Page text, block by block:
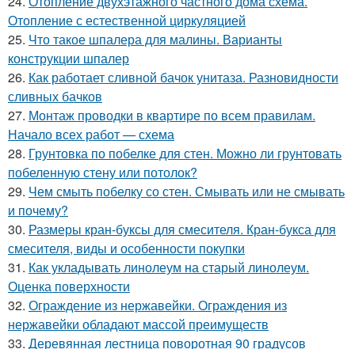
Отопление с естественной циркуляцией
25. Что такое шпалера для малины. Варианты
конструкции шпалер
26. Как работает сливной бачок унитаза. Разновидности
сливных бачков
27. Монтаж проводки в квартире по всем правилам.
Начало всех работ — схема
28. Грунтовка по побелке для стен. Можно ли грунтовать
побеленную стену или потолок?
29. Чем смыть побелку со стен. Смывать или не смывать
и почему?
30. Размеры кран-буксы для смесителя. Кран-букса для
смесителя, виды и особенности покупки
31. Как укладывать линолеум на старый линолеум.
Оценка поверхности
32. Ограждение из нержавейки. Ограждения из
нержавейки обладают массой преимуществ
33. Деревянная лестница поворотная 90 градусов